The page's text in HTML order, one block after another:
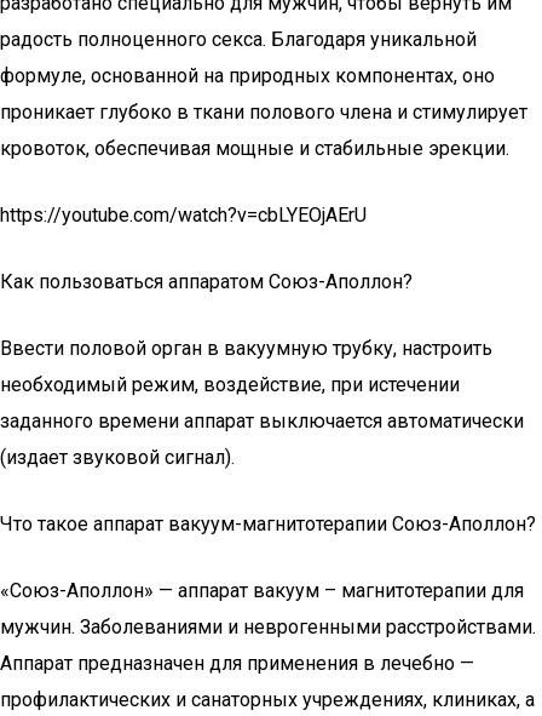
радость полноценного секса. Благодаря уникальной
формуле, основанной на природных компонентах, оно
проникает глубоко в ткани полового члена и стимулирует
кровоток, обеспечивая мощные и стабильные эрекции.
https://youtube.com/watch?v=cbLYEOjAErU
Как пользоваться аппаратом Союз-Аполлон?
Ввести половой орган в вакуумную трубку, настроить
необходимый режим, воздействие, при истечении
заданного времени аппарат выключается автоматически
(издает звуковой сигнал).
Что такое аппарат вакуум-магнитотерапии Союз-Аполлон?
«Союз-Аполлон» — аппарат вакуум – магнитотерапии для
мужчин. Заболеваниями и неврогенными расстройствами.
Аппарат предназначен для применения в лечебно —
профилактических и санаторных учреждениях, клиниках, а